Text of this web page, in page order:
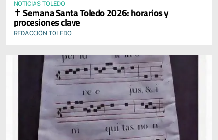
NOTICIAS TOLEDO
✝️ Semana Santa Toledo 2026: horarios y
procesiones clave
REDACCIÓN TOLEDO